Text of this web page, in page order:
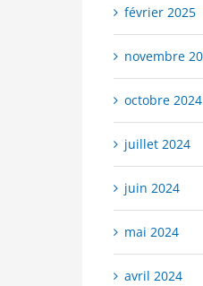
février 2025
novembre
octobre 2024
juillet 2024
juin 2024
mai 2024
avril 2024